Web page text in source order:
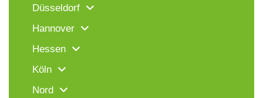
Düsseldorf
Hannover
Hessen
Köln
Nord